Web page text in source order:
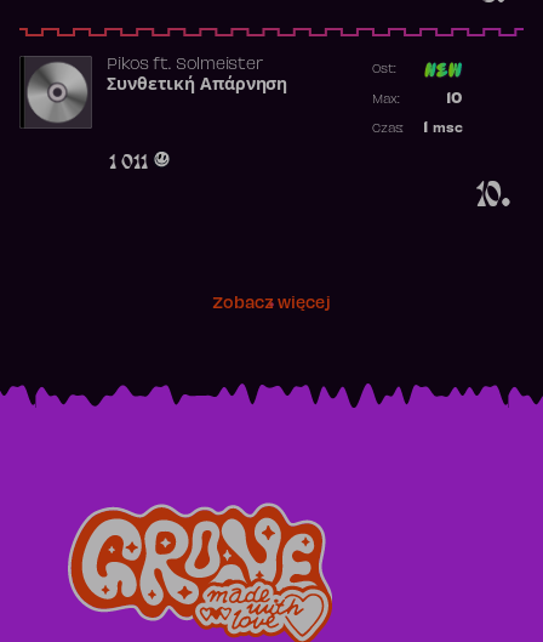
10.
Pikosft. Solmeister
Συνθετική Απάρνηση
1 011
Ost:
10
Max:
msc
Czas:
Zobacz więcej